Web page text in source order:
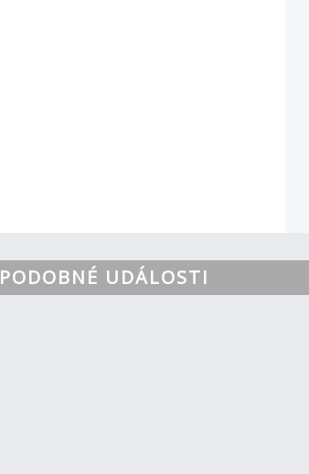
PODOBNÉ UDÁLOSTI